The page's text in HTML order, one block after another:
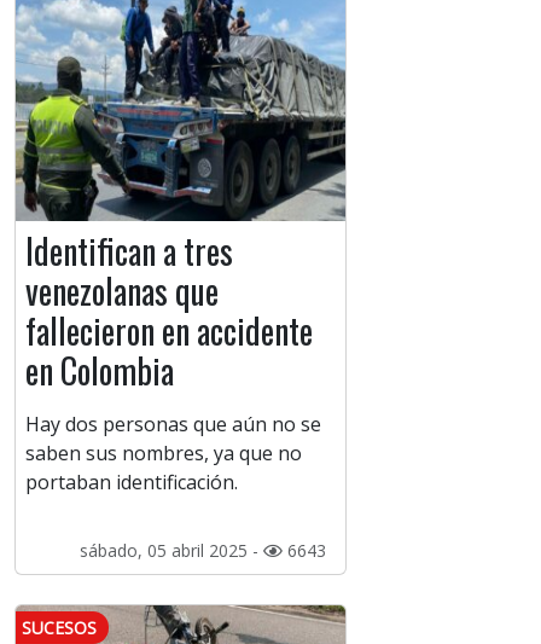
Identifican a tres
venezolanas que
fallecieron en accidente
en Colombia
Hay dos personas que aún no se
saben sus nombres, ya que no
portaban identificación.
sábado, 05 abril 2025 - 6643
SUCESOS